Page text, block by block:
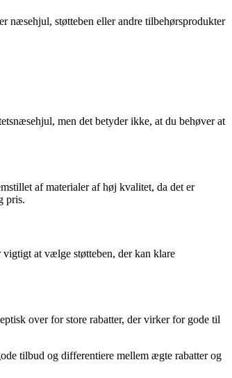
næsehjul, støtteben eller andre tilbehørsprodukter
men det betyder ikke, at du behøver at
af materialer af høj kvalitet, da det er
pris.
vigtigt at vælge støtteben, der kan klare
over for store rabatter, der virker for gode til
tilbud og differentiere mellem ægte rabatter og